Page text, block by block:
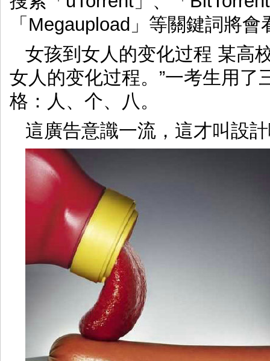
「Megaupload」等關鍵詞將
女孩到女人的变化过程 某高
女人的变化过程。”一考生用
格：人、个、八。
這廣告意識一流，這才叫設